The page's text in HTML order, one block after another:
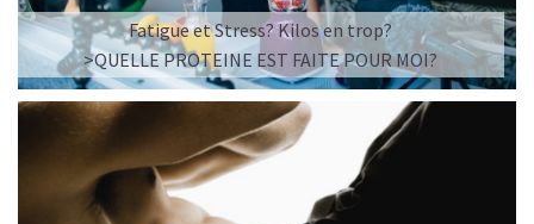
L’ALLIANCE PARFAITE ENTRE PLAISIR ET
PERFORMANCE
Quand le chocolat rencontre le café…
Cacao pur, café expresso et lait végétal fusionnent dans
une boisson veloutée et énergisante.
Une vraie caresse chocolatée, riche en protéines, léger
pour ne jamais peser.
Fatigue et Stress? Kilos en trop?
>QUELLE PROTEINE EST FAITE POUR MOI?